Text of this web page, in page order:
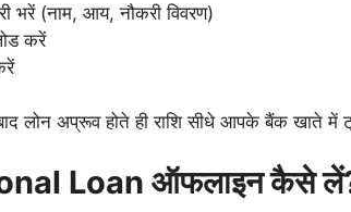
भरें (नाम, आय, नौकरी विवरण)
करें
लोन अप्रूव होते ही राशि सीधे आपके बैंक खाते में
Loan ऑफलाइन कैसे